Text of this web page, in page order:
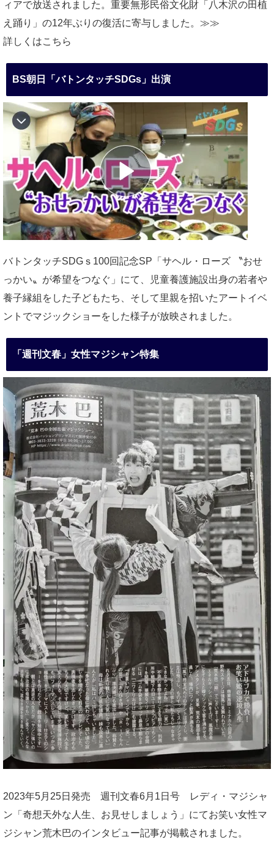
ィアで放送されました。重要無形民俗文化財「八木沢の田植
え踊り」の12年ぶりの復活に寄与しました。≫≫
詳しくはこちら
BS朝日「バトンタッチSDGs」出演
バトンタッチSDGｓ100回記念SP「サヘル・ローズ 〝おせ
っかい〟が希望をつなぐ」にて、児童養護施設出身の若者や
養子縁組をした子どもたち、そして里親を招いたアートイベ
ントでマジックショーをした様子が放映されました。
「週刊文春」女性マジシャン特集
2023年5月25日発売 週刊文春6月1日号 レディ・マジシャ
ン「奇想天外な人生、お見せしましょう」にてお笑い女性マ
ジシャン荒木巴のインタビュー記事が掲載されました。